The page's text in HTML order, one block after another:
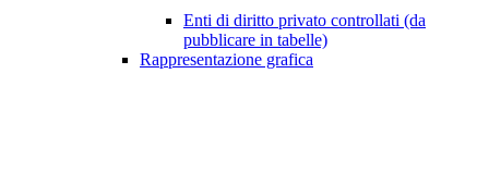
Enti di diritto privato controllati (da
pubblicare in tabelle)
Rappresentazione grafica